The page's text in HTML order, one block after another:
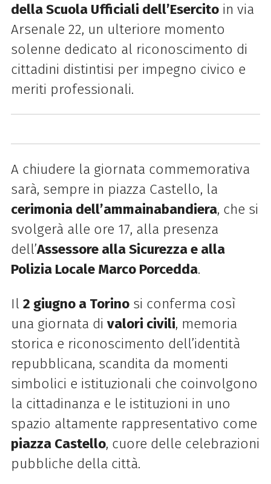
della Scuola Ufficiali dell’Esercitoin via
Arsenale 22, un ulteriore momento
solenne dedicato al riconoscimento di
cittadini distintisi per impegno civico e
meriti professionali.
A chiudere la giornata commemorativa
sarà, sempre in piazza Castello, la
cerimonia dell’ammainabandiera, che si
svolgerà alle ore 17, alla presenza
dell’Assessore alla Sicurezza e alla
Polizia Locale Marco Porcedda.
Il 2 giugno a Torinosi conferma così
una giornata di valori civili, memoria
storica e riconoscimento dell’identità
repubblicana, scandita da momenti
simbolici e istituzionali che coinvolgono
la cittadinanza e le istituzioni in uno
spazio altamente rappresentativo come
piazza Castello, cuore delle celebrazioni
pubbliche della città.